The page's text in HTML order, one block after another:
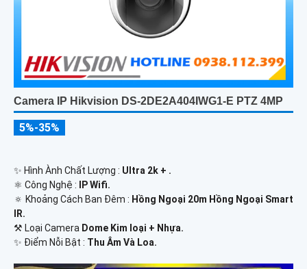
Camera IP Hikvision DS-2DE2A404IWG1-E PTZ 4MP
5%-35%
✨ Hình Ành Chất Lượng : Ultra 2k + .
⚛️ Công Nghệ :
IP Wifi.
🔅 Khoảng Cách Ban Đêm : Hồng Ngoại 20m Hồng Ngoại Smart
IR.
⚒ Loại Camera Dome Kim loại + Nhựa.
️✨ Điểm Nỗi Bật : Thu Âm Và Loa.